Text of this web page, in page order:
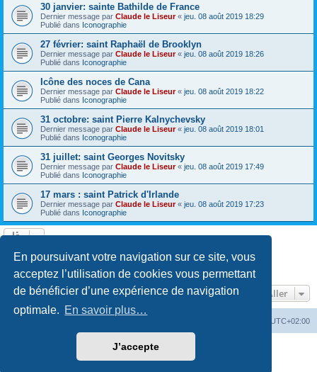
En poursuivant votre navigation sur ce site, vous
acceptez l’utilisation de cookies vous permettant
de bénéficier d’une expérience de navigation
optimale. En savoir plus…
J’accepte
30 janvier: sainte Bathilde de France
Dernier message par Claude le Liseur« jeu. 08 août 2019 18:29
Publié dans Iconographie
27 février: saint Raphaël de Brooklyn
Dernier message par Claude le Liseur« jeu. 08 août 2019 18:26
Publié dans Iconographie
Icône des noces de Cana
Dernier message par Claude le Liseur« jeu. 08 août 2019 18:22
Publié dans Iconographie
31 octobre: saint Pierre Kalnychevsky
Dernier message par Claude le Liseur« jeu. 08 août 2019 18:01
Publié dans Iconographie
31 juillet: saint Georges Novitsky
Dernier message par Claude le Liseur« jeu. 08 août 2019 17:49
Publié dans Iconographie
17 mars : saint Patrick d'Irlande
Dernier message par Claude le Liseur« jeu. 08 août 2019 17:23
Publié dans Iconographie
Page1sur20
3
Aller
UTC+02:00
phpBB® Forum Software © phpBB Limited
©